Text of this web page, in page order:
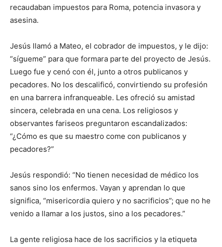
recaudaban impuestos para Roma, potencia invasora y
asesina.
Jesús llamó a Mateo, el cobrador de impuestos, y le dijo:
“sígueme” para que formara parte del proyecto de Jesús.
Luego fue y cenó con él, junto a otros publicanos y
pecadores. No los descalificó, convirtiendo su profesión
en una barrera infranqueable. Les ofreció su amistad
sincera, celebrada en una cena. Los religiosos y
observantes fariseos preguntaron escandalizados:
“¿Cómo es que su maestro come con publicanos y
pecadores?”
Jesús respondió: “No tienen necesidad de médico los
sanos sino los enfermos. Vayan y aprendan lo que
significa, “misericordia quiero y no sacrificios”; que no he
venido a llamar a los justos, sino a los pecadores.”
La gente religiosa hace de los sacrificios y la etiqueta